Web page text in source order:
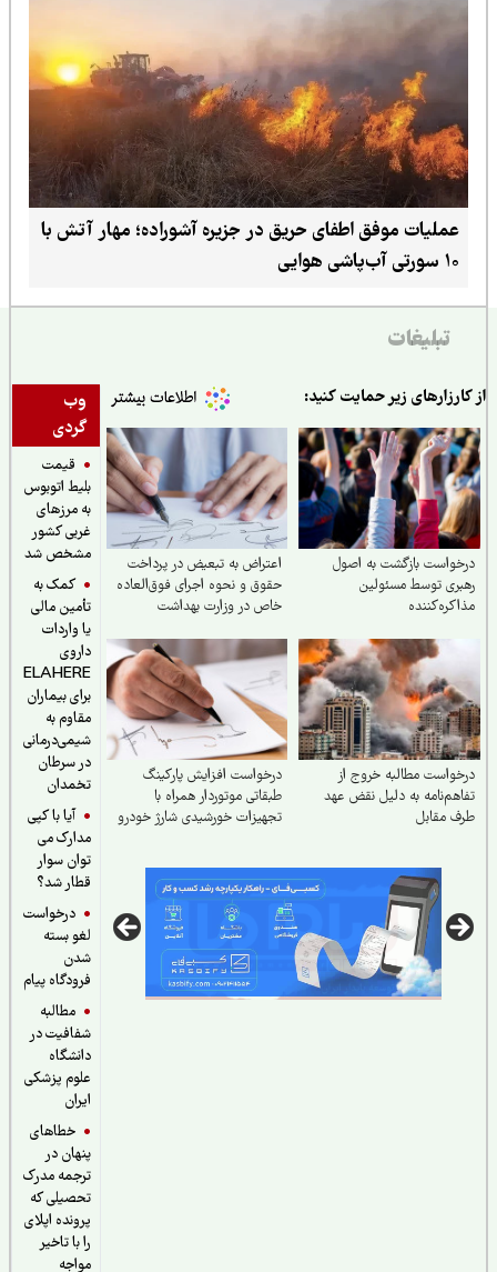
عملیات موفق اطفای حریق در جزیره آشوراده؛ مهار آتش با
تبلیغات
وب
گردی
قیمت
بلیط اتوبوس
به مرزهای
غربی کشور
مشخص شد
کمک به
تأمین مالی
یا واردات
داروی
ELAHERE
برای بیماران
مقاوم به
شیمی‌درمانی
در سرطان
تخمدان
آیا با کپی
مدارک می
توان سوار
قطار شد؟
درخواست
لغو بسته
فرودگاه پیام
مطالبه
شفافیت در
دانشگاه
علوم پزشکی
خطاهای
پنهان در
ترجمه مدرک
تحصیلی که
پرونده اپلای
را با تاخیر
زیر حمایت کنید:
بازگشت به اصول
توسط مسئولین
اعتراض به تبعیض در پرداخت
حقوق و نحوه اجرای فوق‌العاده
خاص در وزارت بهداشت
مطالبه خروج از
به دلیل نقض عهد
مقابل
درخواست افزایش پارکینگ
طبقاتی موتوردار همراه با
تجهیزات خورشیدی شارژ خودرو